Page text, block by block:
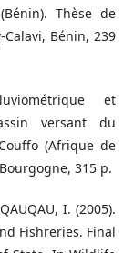
Thèse de
Calavi, Bénin, 239
et
versant du
(Afrique de
315 p.
I. (2005).
Fishreries. Final